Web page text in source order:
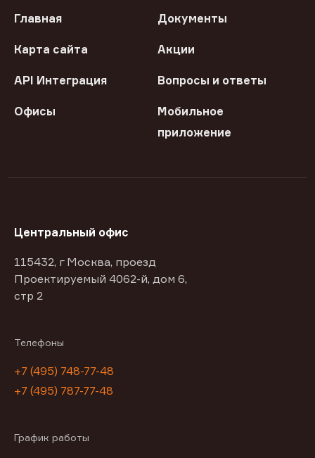
Главная Документы
Карта сайта Акции
API Интеграция Вопросы и ответы
Офисы
Мобильное
приложение
Центральный офис
115432, г Москва, проезд
Проектируемый 4062-й, дом 6,
стр 2
Телефоны
+7 (495) 748-77-48
+7 (495) 787-77-48
График работы